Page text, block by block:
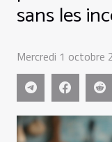
sans les
Mercredi 1 octobre